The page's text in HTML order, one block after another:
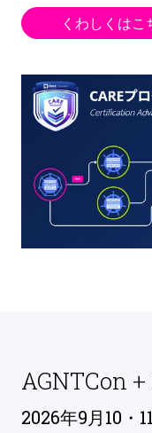
くわしくはこ
AGNTCon
2026年9月10・